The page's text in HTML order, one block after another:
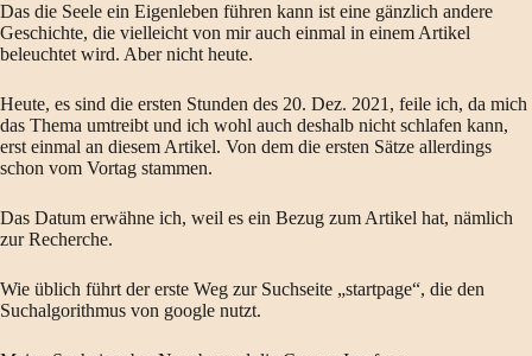
Das die Seele ein Eigenleben führen kann ist eine gänzlich andere
Geschichte, die vielleicht von mir auch einmal in einem Artikel
beleuchtet wird. Aber nicht heute.
Heute, es sind die ersten Stunden des 20. Dez. 2021, feile ich, da mich
das Thema umtreibt und ich wohl auch deshalb nicht schlafen kann,
erst einmal an diesem Artikel. Von dem die ersten Sätze allerdings
schon vom Vortag stammen.
Das Datum erwähne ich, weil es ein Bezug zum Artikel hat, nämlich
zur Recherche.
Wie üblich führt der erste Weg zur Suchseite „startpage“, die den
Suchalgorithmus von google nutzt.